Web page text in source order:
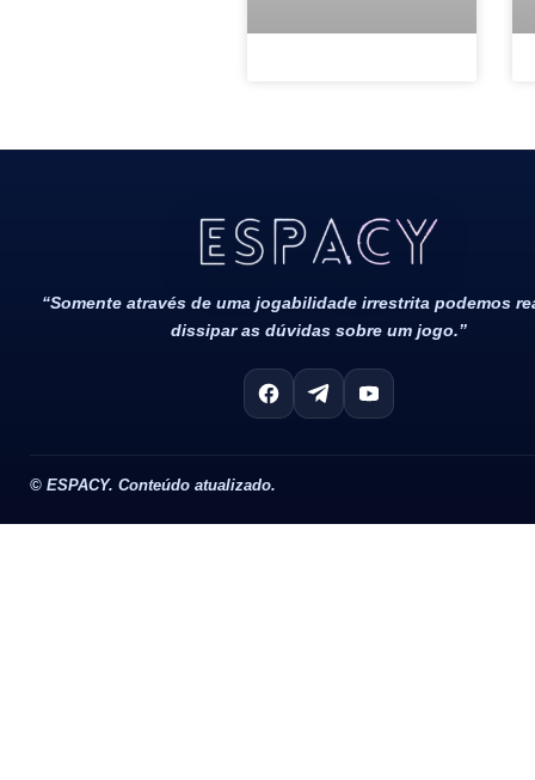
Todos Os Direitos Reservados 2022/2023​
“Somente através de uma jogabilidade irrestrita podemos
dissipar as dúvidas sobre um jogo.”
© ESPACY. Conteúdo atualizado.